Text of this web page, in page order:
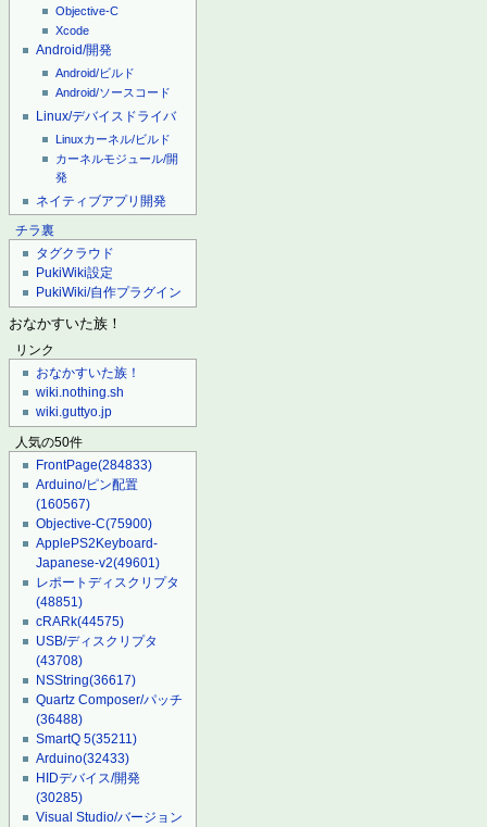
Objective-C
Xcode
Android/開発
Android/ビルド
Android/ソースコード
Linux/デバイスドライバ
Linuxカーネル/ビルド
カーネルモジュール/開
発
ネイティブアプリ開発
チラ裏
タグクラウド
PukiWiki設定
PukiWiki/自作プラグイン
おなかすいた族！
リンク
おなかすいた族！
wiki.nothing.sh
wiki.guttyo.jp
人気の50件
FrontPage(284833)
Arduino/ピン配置
(160567)
Objective-C(75900)
ApplePS2Keyboard-
Japanese-v2(49601)
レポートディスクリプタ
(48851)
cRARk(44575)
USB/ディスクリプタ
(43708)
NSString(36617)
Quartz Composer/パッチ
(36488)
SmartQ 5(35211)
Arduino(32433)
HIDデバイス/開発
(30285)
Visual Studio/バージョン